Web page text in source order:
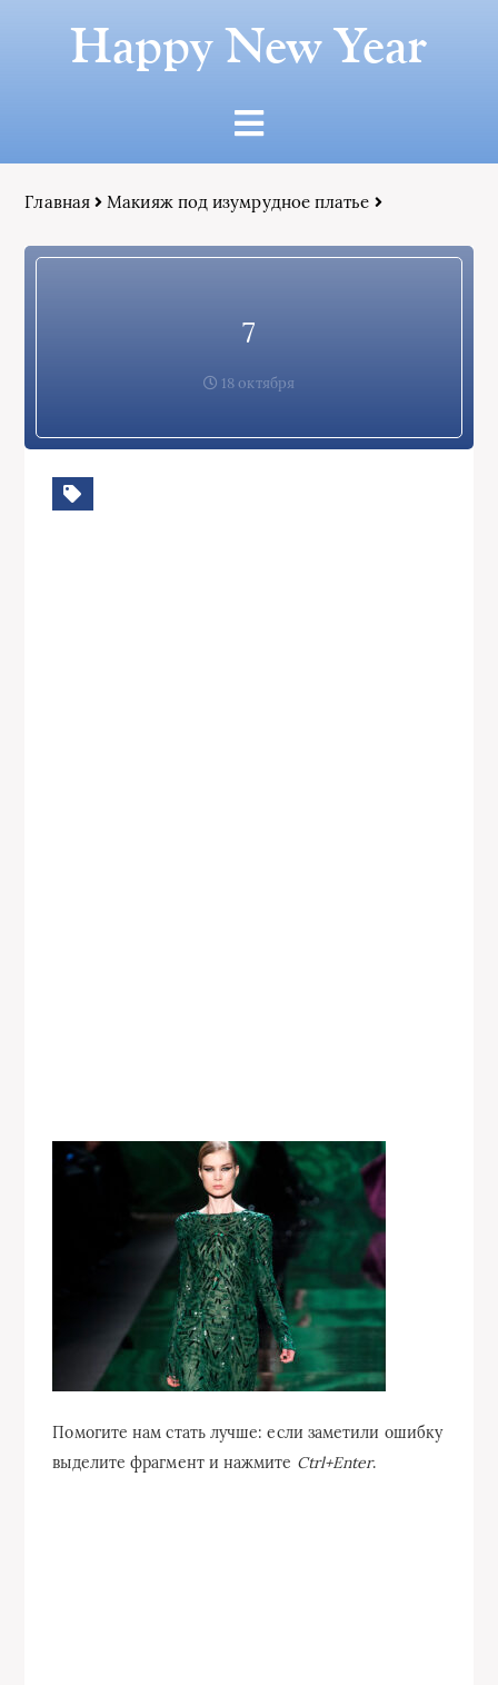
Happy New Year
Главная Макияж под изумрудное платье
7
18 октября
Помогите нам стать лучше: если заметили ошибку
выделите фрагмент и нажмите Ctrl+Enter.